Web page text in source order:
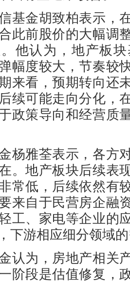
金胡致柏表示，
此前股价的大幅调
他认为，地产板
幅度较大，节奏较
来看，预期转向还
续可能走向分化，
政策导向和经营质
雅荃表示，各方
。地产板块后续表
常低，后续依然有
来自于民营房企融
工、家电等企业的
下游相应细分领域
为，房地产相关
阶段是估值修复，